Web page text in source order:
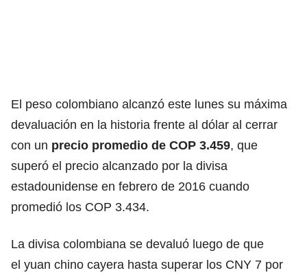
El peso colombiano alcanzó este lunes su máxima
devaluación en la historia frente al dólar al cerrar
con un precio promedio de COP 3.459, que
superó el precio alcanzado por la divisa
estadounidense en febrero de 2016 cuando
promedió los COP 3.434.
La divisa colombiana se devaluó luego de que
el yuan chino cayera hasta superar los CNY 7 por